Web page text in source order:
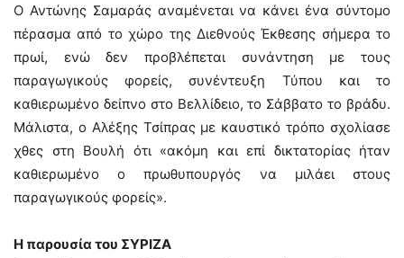
Ο Αντώνης Σαμαράς αναμένεται να κάνει ένα σύντομο
πέρασμα από το χώρο της Διεθνούς Έκθεσης σήμερα το
πρωί, ενώ δεν προβλέπεται συνάντηση με τους
παραγωγικούς φορείς, συνέντευξη Τύπου και το
καθιερωμένο δείπνο στο Βελλίδειο, το Σάββατο το βράδυ.
Μάλιστα, ο Αλέξης Τσίπρας με καυστικό τρόπο σχολίασε
χθες στη Βουλή ότι «ακόμη και επί δικτατορίας ήταν
καθιερωμένο ο πρωθυπουργός να μιλάει στους
παραγωγικούς φορείς».
Η παρουσία του ΣΥΡΙΖΑ